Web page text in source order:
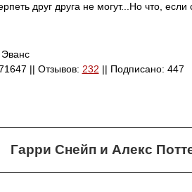
друг друга не могут...Но что, если
|| Отзывов: 232 || Подписано: 447
Гарри Снейп и Алекс